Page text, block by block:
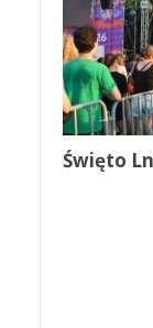
Święto